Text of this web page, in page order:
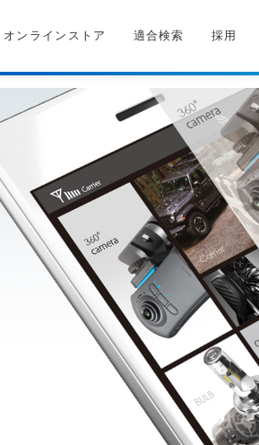
ンラインストア 適合検索 採用